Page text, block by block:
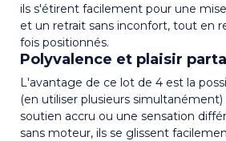
ils s'étirent facilement pour une
et un retrait sans inconfort, tout en
fois positionnés.
Polyvalence et plaisir
L'avantage de ce lot de 4 est la
(en utiliser plusieurs
soutien accru ou une sensation
sans moteur, ils se glissent